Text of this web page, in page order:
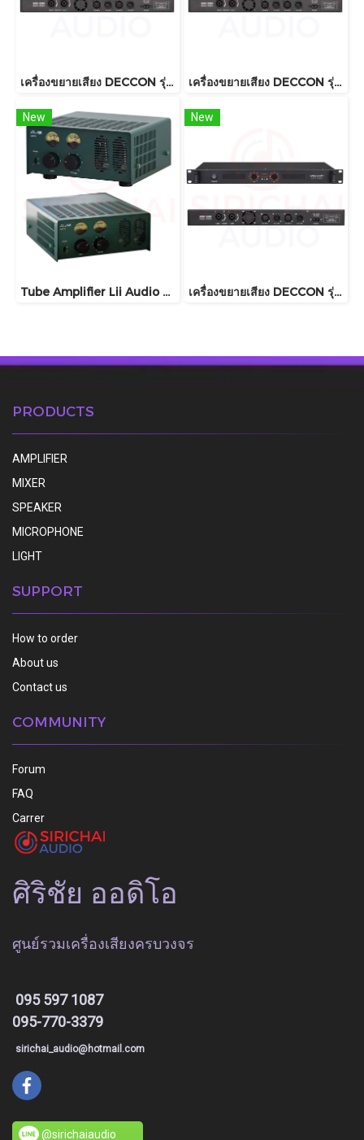
เครื่องขยายเสียง DECCON รุ่น MD300 เครื่องขยายเสียง DECCON รุ่น MD200
New
Tube Amplifier Lii Audio Amp01
New
เครื่องขยายเสียง DECCON รุ่น DAX300
PRODUCTS
AMPLIFIER
MIXER
SPEAKER
MICROPHONE
LIGHT
SUPPORT
How to order
About us
Contact us
COMMUNITY
Forum
FAQ
Carrer
ศิริชัย ออดิโอ
ศูนย์รวมเครื่องเสียงครบวงจร
095 597 1087
095-770-3379
sirichai_audio@hotmail.com
@sirichaiaudio